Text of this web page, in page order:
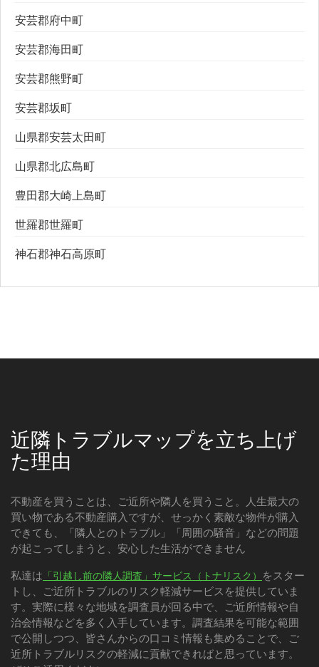
安芸郡府中町
安芸郡海田町
安芸郡熊野町
安芸郡坂町
山県郡安芸太田町
山県郡北広島町
豊田郡大崎上島町
世羅郡世羅町
神石郡神石高原町
近隣トラブルマップを立ち上げ
た理由
不動産を買うことは、ご近所や隣人を買うこと。人生最大の
買い物である不動産購入ですが、せっかく素敵な物件が購入
できても、「隣人とのトラブル」「周囲の騒音」などの問題
が起こってしまうと、安心した生活ができません
私達は 「引越し前の隣人調査」サービス（トナリスク） をスター
トし、ご近所トラブルのリスク軽減サービスを提供していま
す。実際に様々な地域を調査員が回る中で、ご近所情報や自
治会情報などを多く入手しています。調査結果を可能な範囲
で公開しつつ、皆さんからの口コミ情報も集めることで、ご
近所トラブルリスクの軽減に貢献できればと思っています。